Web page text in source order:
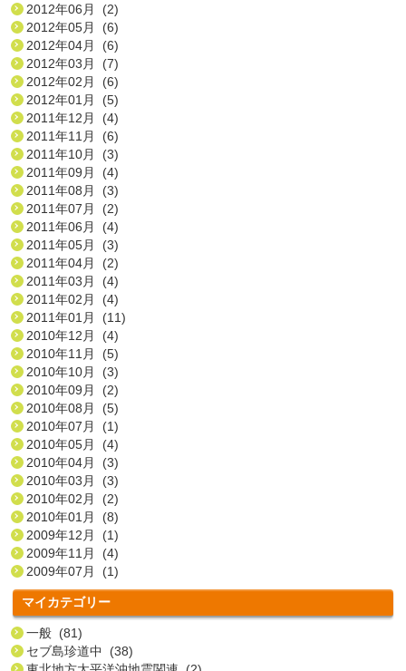
2012年06月 (2)
2012年05月 (6)
2012年04月 (6)
2012年03月 (7)
2012年02月 (6)
2012年01月 (5)
2011年12月 (4)
2011年11月 (6)
2011年10月 (3)
2011年09月 (4)
2011年08月 (3)
2011年07月 (2)
2011年06月 (4)
2011年05月 (3)
2011年04月 (2)
2011年03月 (4)
2011年02月 (4)
2011年01月 (11)
2010年12月 (4)
2010年11月 (5)
2010年10月 (3)
2010年09月 (2)
2010年08月 (5)
2010年07月 (1)
2010年05月 (4)
2010年04月 (3)
2010年03月 (3)
2010年02月 (2)
2010年01月 (8)
2009年12月 (1)
2009年11月 (4)
2009年07月 (1)
マイカテゴリー
一般 (81)
セブ島珍道中 (38)